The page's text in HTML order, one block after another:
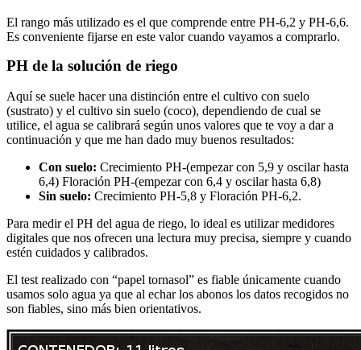
El rango más utilizado es el que comprende entre PH-6,2 y PH-6,6.
Es conveniente fijarse en este valor cuando vayamos a comprarlo.
PH de la solución de riego
Aquí se suele hacer una distinción entre el cultivo con suelo
(sustrato) y el cultivo sin suelo (coco), dependiendo de cual se
utilice, el agua se calibrará según unos valores que te voy a dar a
continuación y que me han dado muy buenos resultados:
Con suelo: Crecimiento PH-(empezar con 5,9 y oscilar hasta
6,4) Floración PH-(empezar con 6,4 y oscilar hasta 6,8)
Sin suelo: Crecimiento PH-5,8 y Floración PH-6,2.
Para medir el PH del agua de riego, lo ideal es utilizar medidores
digitales que nos ofrecen una lectura muy precisa, siempre y cuando
estén cuidados y calibrados.
El test realizado con “papel tornasol” es fiable únicamente cuando
usamos solo agua ya que al echar los abonos los datos recogidos no
son fiables, sino más bien orientativos.